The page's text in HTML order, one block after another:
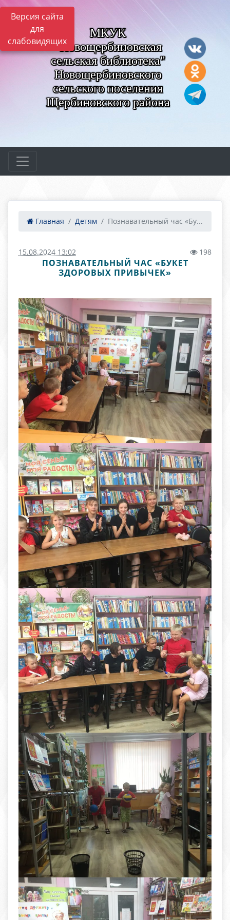
Версия сайта
для
слабовидящих
МКУК
"Новощербиновская
сельская библиотека"
Новощербиновского
сельского поселения
Щербиновского района
Главная Детям Познавательный час «Бу...
15.08.2024 13:02 198
ПОЗНАВАТЕЛЬНЫЙ ЧАС «БУКЕТ
ЗДОРОВЫХ ПРИВЫЧЕК»